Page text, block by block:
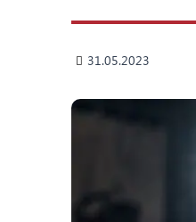
31.05.2023